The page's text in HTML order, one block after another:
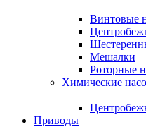
Винтовые
Мешалки
Роторные
Химические
Приводы